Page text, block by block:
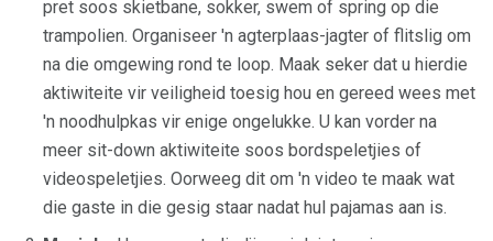
pret soos skietbane, sokker, swem of spring op die
trampolien. Organiseer 'n agterplaas-jagter of flitslig om
na die omgewing rond te loop. Maak seker dat u hierdie
aktiwiteite vir veiligheid toesig hou en gereed wees met
'n noodhulpkas vir enige ongelukke. U kan vorder na
meer sit-down aktiwiteite soos bordspeletjies of
videospeletjies. Oorweeg dit om 'n video te maak wat
die gaste in die gesig staar nadat hul pajamas aan is.